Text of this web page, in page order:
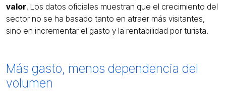
valor. Los datos oficiales muestran que el crecimiento del
sector no se ha basado tanto en atraer más visitantes,
sino en incrementar el gasto y la rentabilidad por turista.
Más gasto, menos dependencia del
volumen